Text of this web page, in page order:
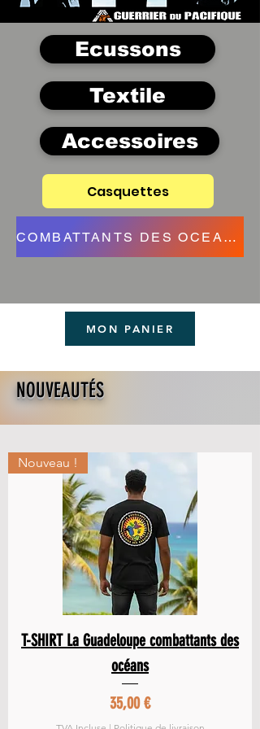
Ecussons
Textile
Accessoires
Casquettes
COMBATTANTS DES OCEANS
MON PANIER
NOUVEAUTÉS
Nouveau !
T-SHIRT La Guadeloupe combattants des
océans
Prix
35,00 €